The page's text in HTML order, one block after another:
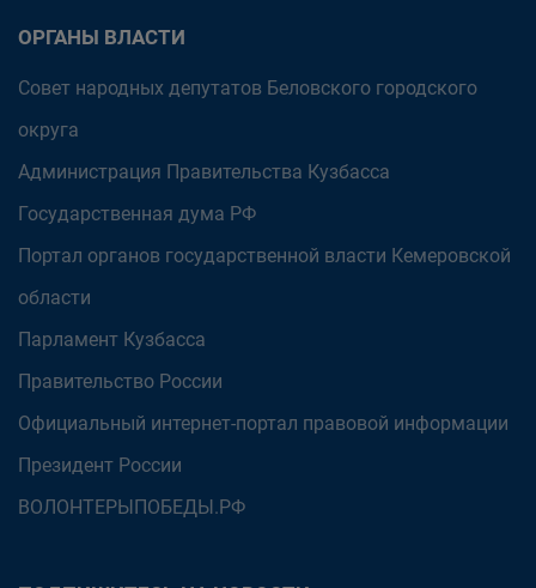
ОРГАНЫ ВЛАСТИ
Совет народных депутатов Беловского городского
округа
Администрация Правительства Кузбасса
Государственная дума РФ
Портал органов государственной власти Кемеровской
области
Парламент Кузбасса
Правительство России
Официальный интернет-портал правовой информации
Президент России
ВОЛОНТЕРЫПОБЕДЫ.РФ